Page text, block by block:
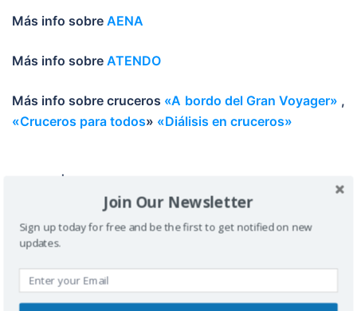
Más info sobre AENA
Más info sobre ATENDO
Más info sobre cruceros «A bordo del Gran Voyager» ,
«Cruceros para todos» «Diálisis en cruceros»
Edición |
Fotos | Miguel N
Join Our Newsletter
Sign up today for free and be the first to get notified on new
updates.